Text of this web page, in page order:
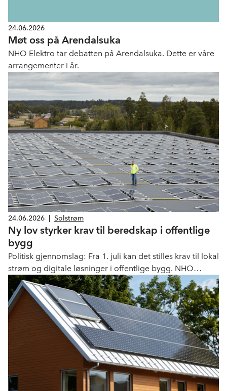
24.06.2026
Møt oss på Arendalsuka
NHO Elektro tar debatten på Arendalsuka. Dette er våre
arrangementer i år.
24.06.2026 Solstrøm
Ny lov styrker krav til beredskap i offentlige
bygg
Politisk gjennomslag: Fra 1. juli kan det stilles krav til lokal
strøm og digitale løsninger i offentlige bygg. NHO
Elektro ber kommunene bruke muligheten.